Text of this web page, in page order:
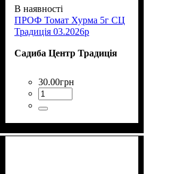
В наявності
ПРОФ Томат Хурма 5г СЦ
Традиція 03.2026р
Садиба Центр Традиція
30.00грн